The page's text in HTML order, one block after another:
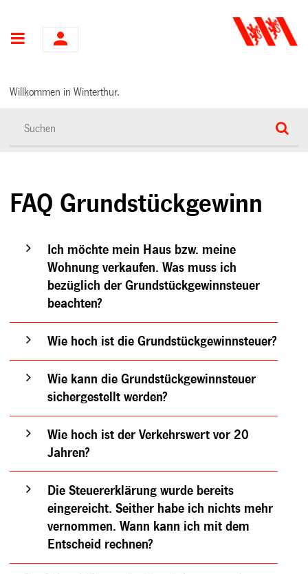
Hauptnavigation
Willkommen in Winterthur.
FAQ Grundstückgewinn
Ich möchte mein Haus bzw. meine
Wohnung verkaufen. Was muss ich
bezüglich der Grundstückgewinnsteuer
beachten?
Wie hoch ist die Grundstückgewinnsteuer?
Wie kann die Grundstückgewinnsteuer
sichergestellt werden?
Wie hoch ist der Verkehrswert vor 20
Jahren?
Die Steuererklärung wurde bereits
eingereicht. Seither habe ich nichts mehr
vernommen. Wann kann ich mit dem
Entscheid rechnen?